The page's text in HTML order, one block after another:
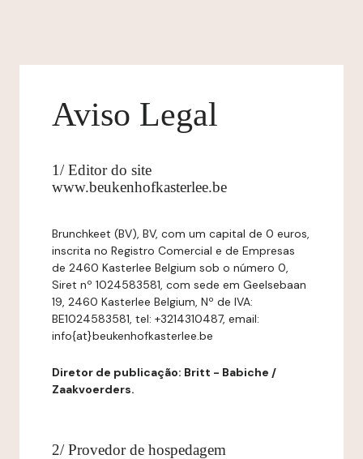
Aviso Legal
1/ Editor do site
www.beukenhofkasterlee.be
Brunchkeet (BV), BV, com um capital de 0 euros,
inscrita no Registro Comercial e de Empresas
de 2460 Kasterlee Belgium sob o número 0,
Siret nº 1024583581, com sede em Geelsebaan
19, 2460 Kasterlee Belgium, Nº de IVA:
BE1024583581, tel: +3214310487, email:
info{at}beukenhofkasterlee.be
Diretor de publicação: Britt - Babiche /
Zaakvoerders.
2/ Provedor de hospedagem